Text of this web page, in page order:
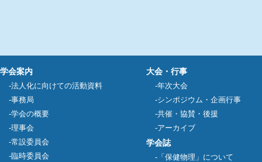
学会案内
法人化に向けての活動資料
事務局
学会の概要
理事会
常設委員会
臨時委員会
大会・行事
年次大会
シンポジウム・企画行事
共催・協賛・後援
アーカイブ
学会誌
「保健物理」について